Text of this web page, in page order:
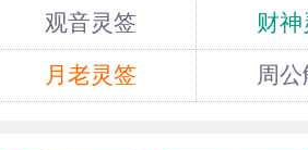
对于属猴人来说，在
是俏皮活泼的人，善于社
观音灵签
财
月老灵签
周